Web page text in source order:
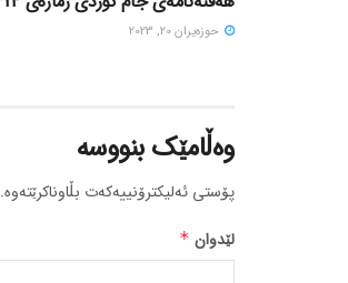
حوزه‌یران 20, 2023
وەڵامێک بنووسە
پۆستی ئەلیکترۆنییەکەت بڵاوناکرێتەوە.
لێدوان *